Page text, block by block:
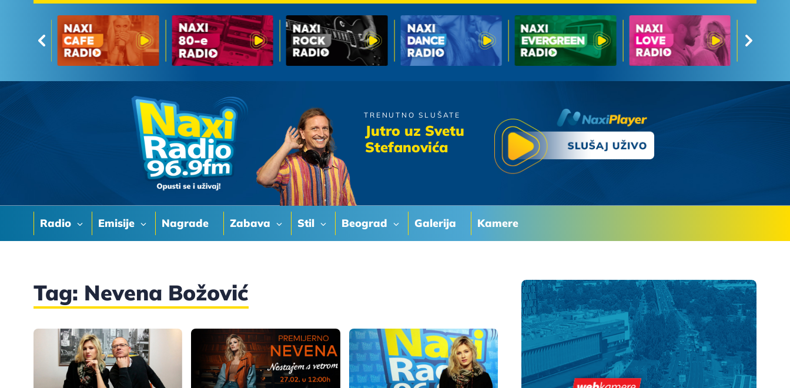
Radio Emisije Nagrade Zabava Stil Beograd Galerija Kamere
TRENUTNO SLUŠATE
Jutro uz Svetu
Stefanovića
Crvena Jabuka
Tag: Nevena Božović